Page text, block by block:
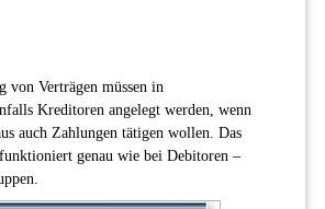
von Verträgen müssen in
Kreditoren angelegt werden, wenn
auch Zahlungen tätigen wollen. Das
genau wie bei Debitoren –